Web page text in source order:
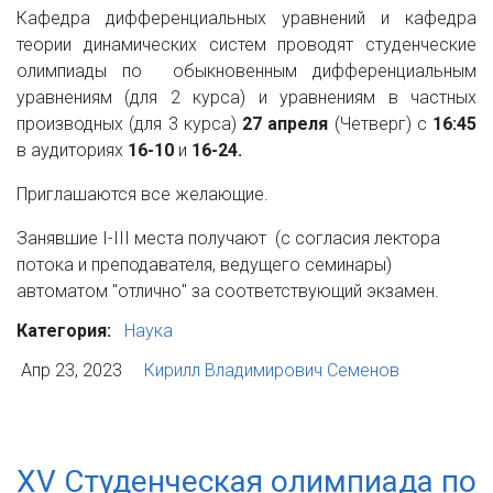
Кафедра дифференциальных уравнений и кафедра
теории динамических систем проводят студенческие
олимпиады по обыкновенным дифференциальным
уравнениям (для 2 курса) и уравнениям в частных
производных (для 3 курса) 27 апреля (Четверг) с 16:45
в аудиториях 16-10 и 16-24.
Приглашаются все желающие.
Занявшие I-III места получают (с согласия лектора
потока и преподавателя, ведущего семинары)
автоматом "отлично" за соответствующий экзамен.
Категория:
Наука
Апр 23, 2023
Кирилл Владимирович Семенов
XV Студенческая олимпиада по